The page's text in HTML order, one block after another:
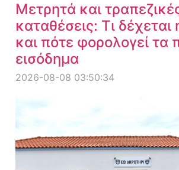
Μετρητά και
καταθέσεις: Τι δέχεται
και πότε φορολογεί τα
εισόδημα
2026-08-08 03:50:34